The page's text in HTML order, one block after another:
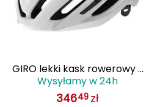
KILLTEC
Kari Traa
GIRO lekki kask rowerowy z
systemem wentylacji AGILIS
biały
Wysyłamy w 24h
34649 zł